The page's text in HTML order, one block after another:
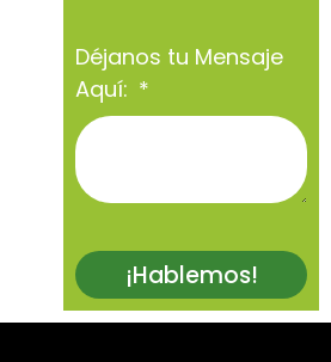
Déjanos tu Mensaje
Aquí:
¡Hablemos!